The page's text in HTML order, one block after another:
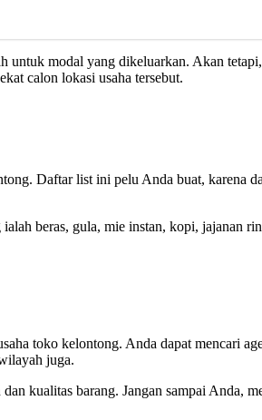
untuk modal yang dikeluarkan. Akan
calon lokasi usaha tersebut.
Daftar list ini pelu Anda buat, karena
beras, gula, mie instan, kopi, jajanan
toko kelontong. Anda dapat mencari
juga.
kualitas barang. Jangan sampai Anda,